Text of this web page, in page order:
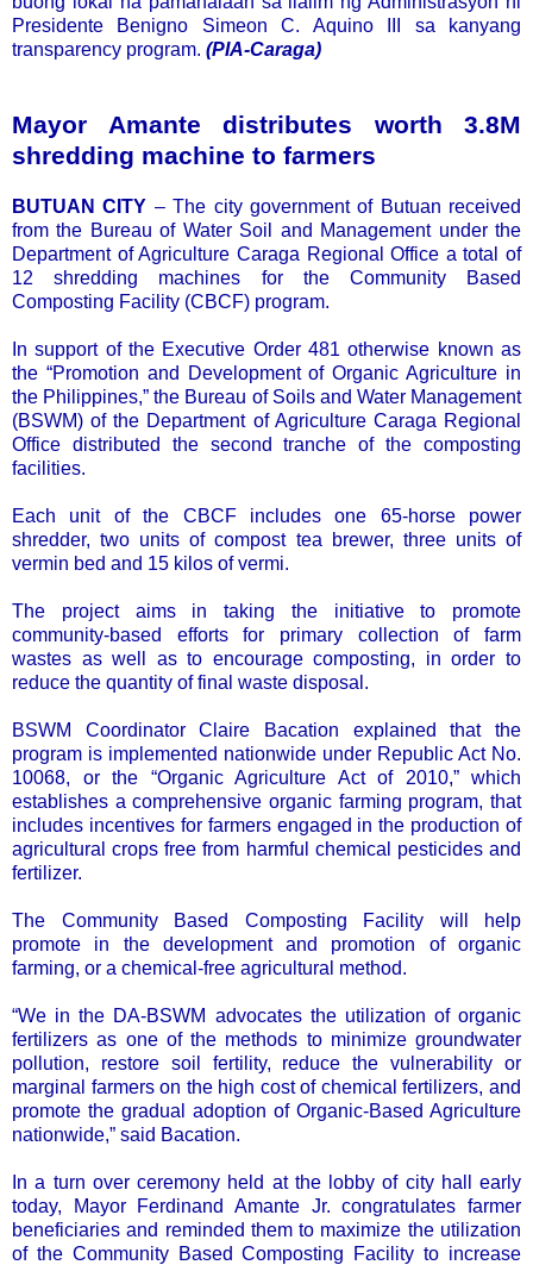
Presidente Benigno Simeon C. Aquino III sa kanyang
transparency program. (PIA-Caraga)
Mayor Amante distributes worth 3.8M
shredding machine to farmers
BUTUAN CITY – The city government of Butuan received
from the Bureau of Water Soil and Management under the
Department of Agriculture Caraga Regional Office a total of
12 shredding machines for the Community Based
Composting Facility (CBCF) program.
In support of the Executive Order 481 otherwise known as
the “Promotion and Development of Organic Agriculture in
the Philippines,” the Bureau of Soils and Water Management
(BSWM) of the Department of Agriculture Caraga Regional
Office distributed the second tranche of the composting
facilities.
Each unit of the CBCF includes one 65-horse power
shredder, two units of compost tea brewer, three units of
vermin bed and 15 kilos of vermi.
The project aims in taking the initiative to promote
community-based efforts for primary collection of farm
wastes as well as to encourage composting, in order to
reduce the quantity of final waste disposal.
BSWM Coordinator Claire Bacation explained that the
program is implemented nationwide under Republic Act No.
10068, or the “Organic Agriculture Act of 2010,” which
establishes a comprehensive organic farming program, that
includes incentives for farmers engaged in the production of
agricultural crops free from harmful chemical pesticides and
fertilizer.
The Community Based Composting Facility will help
promote in the development and promotion of organic
farming, or a chemical-free agricultural method.
“We in the DA-BSWM advocates the utilization of organic
fertilizers as one of the methods to minimize groundwater
pollution, restore soil fertility, reduce the vulnerability or
marginal farmers on the high cost of chemical fertilizers, and
promote the gradual adoption of Organic-Based Agriculture
nationwide,” said Bacation.
In a turn over ceremony held at the lobby of city hall early
today, Mayor Ferdinand Amante Jr. congratulates farmer
beneficiaries and reminded them to maximize the utilization
of the Community Based Composting Facility to increase